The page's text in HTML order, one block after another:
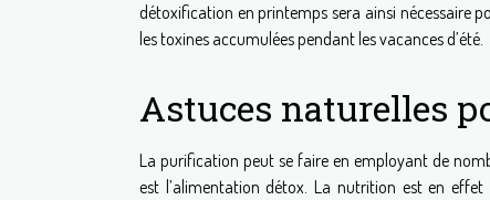
détoxification en printemps sera ainsi nécessaire
les toxines accumulées pendant les vacances d’été.
Astuces naturelles
La purification peut se faire en employant de
est l’alimentation détox. La nutrition est en